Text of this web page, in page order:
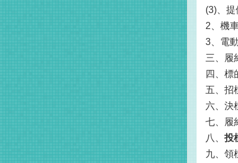
(3)、提
2、機
3、電
三、履
四、標
五、招
六、決
七、履
八、 投
九、領